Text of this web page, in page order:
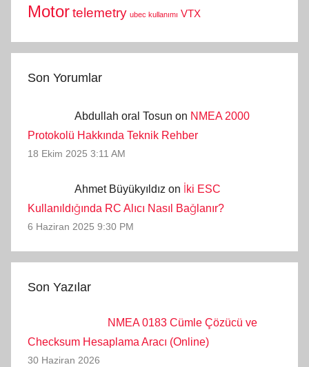
Motortelemetry ubec kullanımı VTX
Son Yorumlar
Abdullah oral Tosun on NMEA 2000
Protokolü Hakkında Teknik Rehber
18 Ekim 2025 3:11 AM
Ahmet Büyükyıldız on
İki ESC
Kullanıldığında RC Alıcı Nasıl Bağlanır?
6 Haziran 2025 9:30 PM
Son Yazılar
NMEA 0183 Cümle Çözücü ve
Checksum Hesaplama Aracı (Online)
30 Haziran 2026